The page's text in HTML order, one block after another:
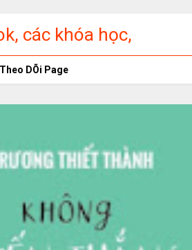
các khóa học,
DÕi Page